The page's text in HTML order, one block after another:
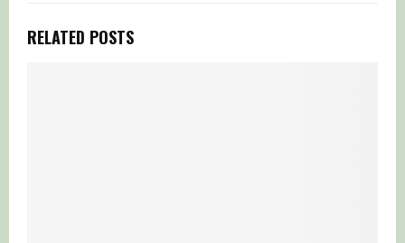
RELATED POSTS